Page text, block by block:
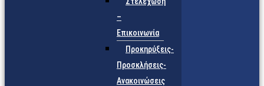
–
Επικοινωνία
Προκηρύξεις-
Προσκλήσεις-
Ανακοινώσεις